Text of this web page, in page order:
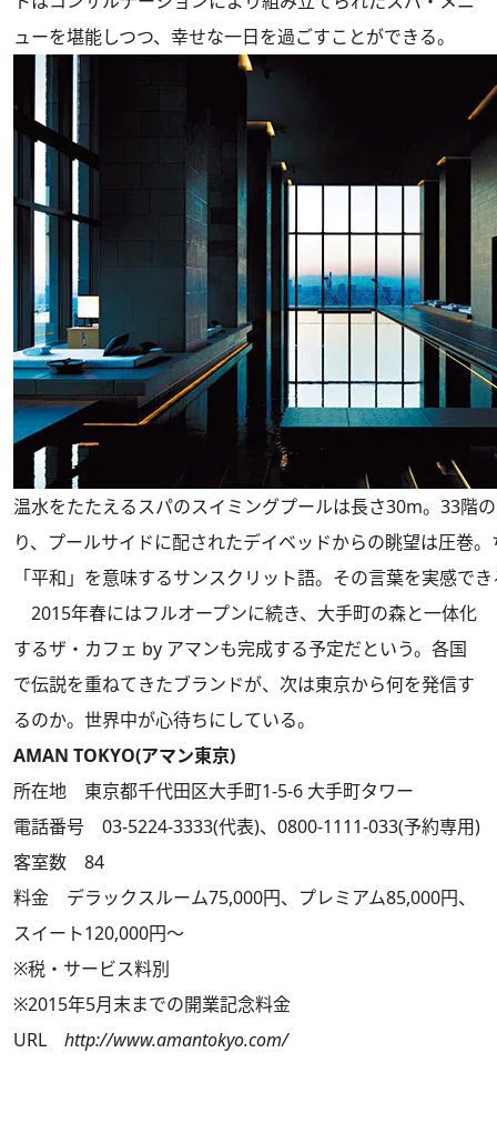
ューを堪能しつつ、幸せな一日を過ごすことができる。
温水をたたえるスパのスイミングプールは長さ30m。33階
り、プールサイドに配されたデイベッドからの眺望は圧巻。
「平和」を意味するサンスクリット語。その言葉を実感で
2015年春にはフルオープンに続き、大手町の森と一体化
するザ・カフェ by アマンも完成する予定だという。各国
で伝説を重ねてきたブランドが、次は東京から何を発信す
るのか。世界中が心待ちにしている。
AMAN TOKYO(アマン東京)
所在地 東京都千代田区大手町1-5-6 大手町タワー
電話番号 03-5224-3333(代表)、0800-1111-033(予約専用)
客室数 84
料金 デラックスルーム75,000円、プレミアム85,000円、
スイート120,000円～
※税・サービス料別
※2015年5月末までの開業記念料金
URL http://www.amantokyo.com/